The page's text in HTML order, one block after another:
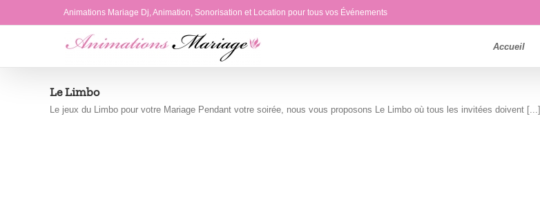
Animations Mariage Dj, Animation, Sonorisation et Location pour tous vos Événements
Accueil
Le Limbo
Le jeux du Limbo pour votre Mariage Pendant votre soirée, nous vous proposons Le Limbo où tous les invitées doivent [...]